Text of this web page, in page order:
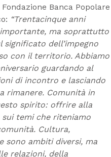
Banca Popolare
“Trentacinque anni
ma soprattutto
dell’impegno
con il territorio. Abbiamo
guardando al
di incontro e lasciando
rimanere. Comunità in
spirito: offrire alla
temi che riteniamo
Cultura,
sono ambiti diversi, ma
relazioni, della